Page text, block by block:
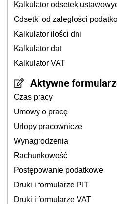
Kalkulator odsetek
Odsetki od zaległości
Kalkulator ilości dni
Kalkulator dat
Kalkulator VAT
Aktywne
Czas pracy
Umowy o pracę
Urlopy pracownicze
Wynagrodzenia
Rachunkowość
Postępowanie podatkowe
Druki i formularze PIT
Druki i formularze VAT